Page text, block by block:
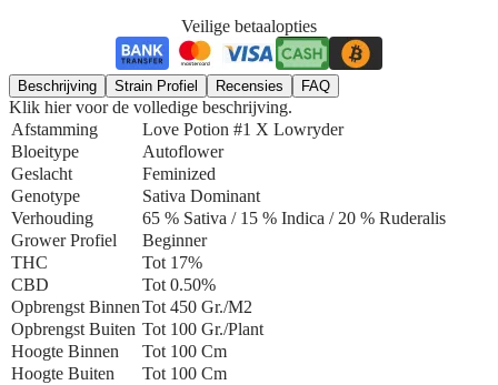
Veilige betaalopties
Beschrijving Strain Profiel Recensies FAQ
Klik hier voor de volledige beschrijving.
Afstamming
Love Potion #1 X Lowryder
Bloeitype
Autoflower
Geslacht
Feminized
Genotype
Sativa Dominant
Verhouding
65 % Sativa / 15 % Indica / 20 % Ruderalis
Grower Profiel
Beginner
THC
Tot 17%
CBD
Tot 0.50%
Opbrengst BinnenTot 450 Gr./m2
Opbrengst Buiten Tot 100 Gr./plant
Hoogte Binnen
Tot 100 Cm
Hoogte Buiten
Tot 100 Cm